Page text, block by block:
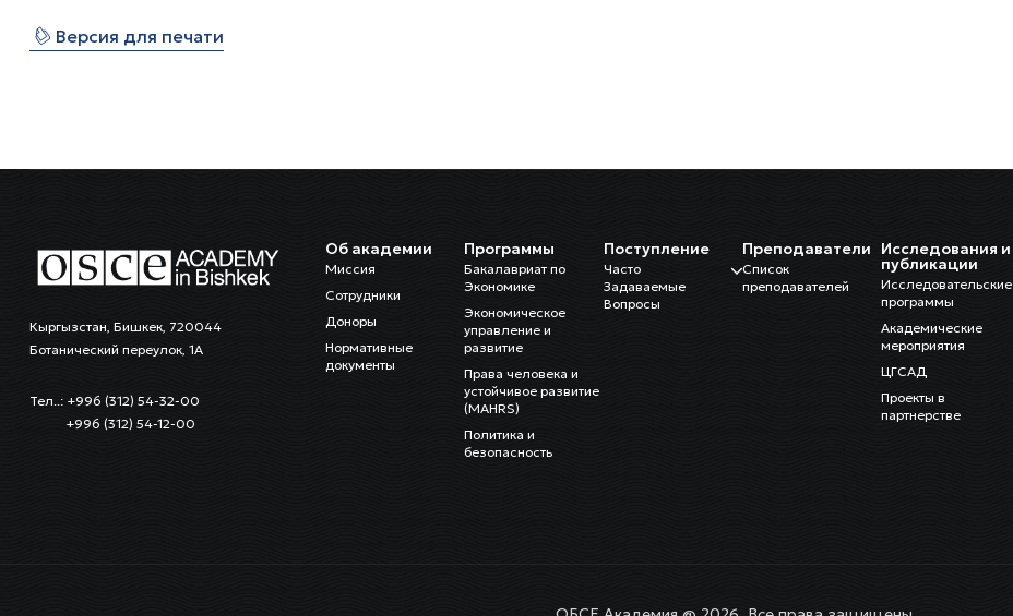
⎙ Версия для печати
Кыргызстан, Бишкек, 720044
Ботанический переулок, 1А
Тел..: +996 (312) 54-32-00
+996 (312) 54-12-00
Об академии
Миссия
Сотрудники
Доноры
Нормативные
документы
Программы
Бакалавриат по
Экономике
Экономическое
управление и
развитие
Права человека и
устойчивое развитие
(MAHRS)
Политика и
безопасность
Поступление
Часто
Задаваемые
Вопросы
Преподаватели
Список
преподавателей
Исследования и
публикации
Исследовательские
программы
Академические
мероприятия
ЦГСАД
Проекты в
партнерстве